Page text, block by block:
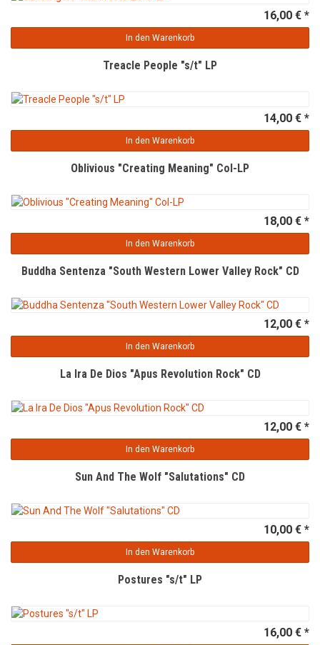
16,00 € *
In den Warenkorb
Treacle People "s/t" LP
14,00 € *
In den Warenkorb
Oblivious "Creating Meaning" Col-LP
18,00 € *
In den Warenkorb
Buddha Sentenza "South Western Lower Valley Rock" CD
12,00 € *
In den Warenkorb
La Ira De Dios "Apus Revolution Rock" CD
12,00 € *
In den Warenkorb
Sun And The Wolf "Salutations" CD
10,00 € *
In den Warenkorb
Postures "s/t" LP
16,00 € *